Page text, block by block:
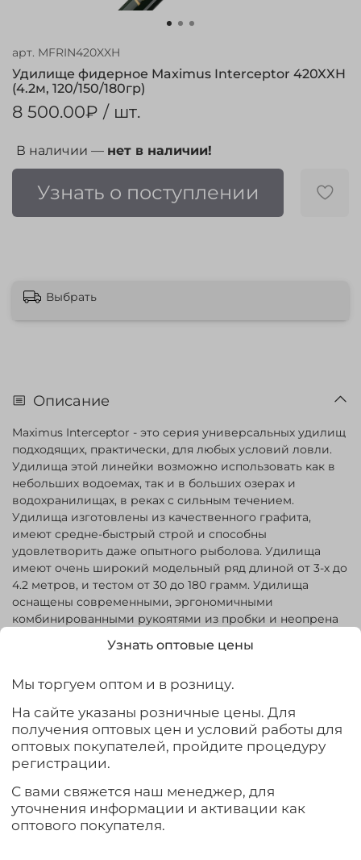
арт. MFRIN420XXH
Удилище фидерное Maximus Interceptor 420XXH
(4.2м, 120/150/180гр)
8 500.00₽ / шт.
В наличии — нет в наличии!
Узнать о поступлении
Выбрать
Описание
Maximus Interceptor - это серия универсальных удилищ
подходящих, практически, для любых условий ловли.
Удилища этой линейки возможно использовать как в
небольших водоемах, так и в больших озерах и
водохранилищах, в реках с сильным течением.
Удилища изготовлены из качественного графита,
имеют средне-быстрый строй и способны
удовлетворить даже опытного рыболова. Удилища
имеют очень широкий модельный ряд длиной от 3-х до
4.2 метров, и тестом от 30 до 180 грамм. Удилища
оснащены современными, эргономичными
комбинированными рукоятями из пробки и неопрена
катушкодержателем. Удилища комплектуются тремя
оснащены полноценным спиннинговым «тюльпаном»,
лески.
Бланк:
Строй – средне-быстрый (Medium-Fast Action)
Пропускные кольца:
Узнать оптовые цены
Мы торгуем оптом и в розницу.
На сайте указаны розничные цены. Для
получения оптовых цен и условий работы для
оптовых покупателей, пройдите процедуру
регистрации.
С вами свяжется наш менеджер, для
уточнения информации и активации как
оптового покупателя.